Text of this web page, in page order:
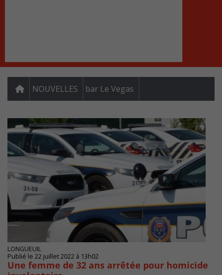
NOUVELLES bar Le Vegas
LONGUEUIL
Publié le 22 juillet 2022 à 13h02
Une femme de 32 ans arrêtée pour homicide